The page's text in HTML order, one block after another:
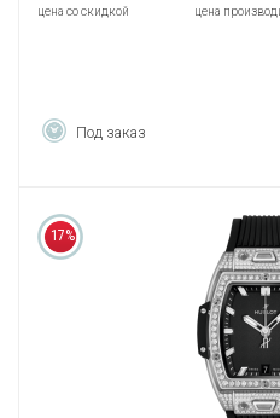
цена со скидкой цена
Под заказ
17%